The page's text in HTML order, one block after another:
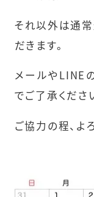
それ以外は通常
だきます。
メールやLINE
でご了承くださ
ご協力の程、よ